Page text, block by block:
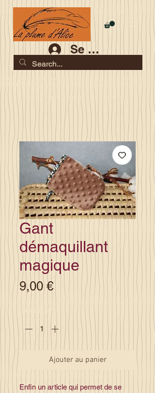
Se connecter
Les commandes jusqu'au 2 août sont garanties pour la
rentrée
Je serai en congés du 10 au 23 août
Gant
démaquillant
magique
9,00 €Prix
Quantité *
Ajouter au panier
Enfin un article qui permet de se